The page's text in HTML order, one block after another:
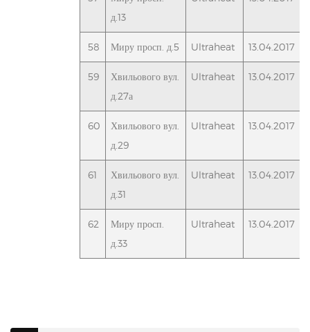
д.13
58 Миру просп. д.5 Ultraheat 13.04.2017
59
Хвильового вул.
д.27а
Ultraheat 13.04.2017
60
Хвильового вул.
д.29
Ultraheat 13.04.2017
61
Хвильового вул.
д.31
Ultraheat 13.04.2017
62
Миру просп.
д.33
Ultraheat 13.04.2017